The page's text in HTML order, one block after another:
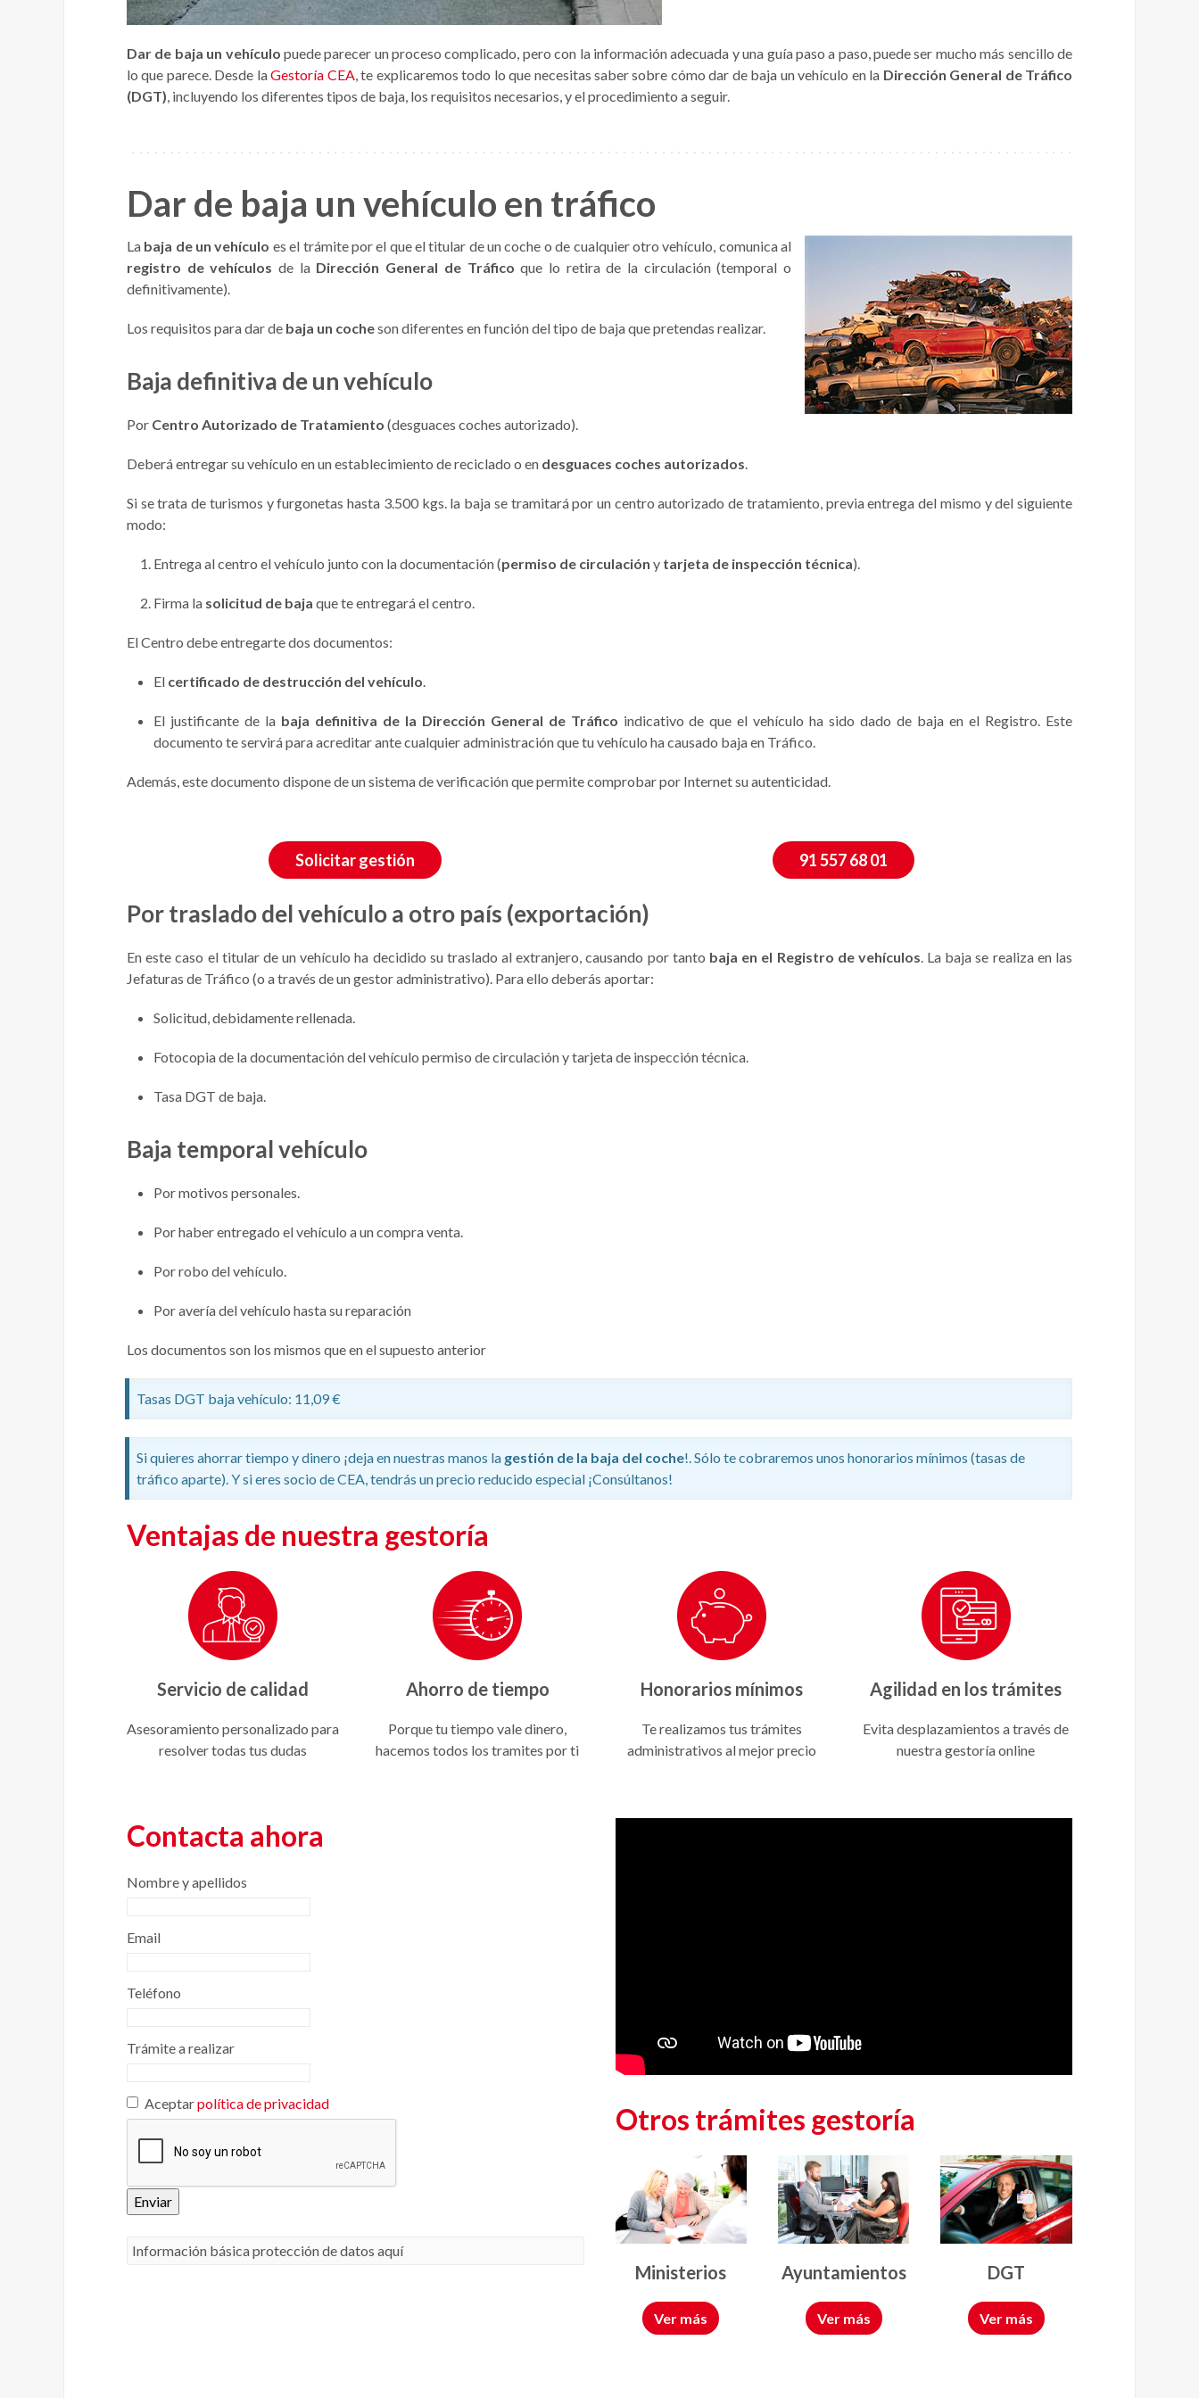
Dar de baja un vehículo puede parecer un proceso complicado, pero con la información adecuada y una guía paso a paso, puede ser mucho más sencillo de
lo que parece. Desde laGestoría CEA, te explicaremos todo lo que necesitas saber sobre cómo dar de baja un vehículo en la Dirección General de Tráfico
(DGT), incluyendo los diferentes tipos de baja, los requisitos necesarios, y el procedimiento a seguir.
Dar de baja un vehículo en tráfico
La baja de un vehículo es el trámite por el que el titular de un coche o de cualquier otro vehículo, comunica al
registro de vehículos de la Dirección General de Tráfico que lo retira de la circulación (temporal o
definitivamente).
Los requisitos para dar de baja un cocheson diferentes en función del tipo de baja que pretendas realizar.
Baja definitiva de un vehículo
Por Centro Autorizado de Tratamiento (desguaces coches autorizado).
Deberá entregar su vehículo en un establecimiento de reciclado o en desguaces coches autorizados.
Si se trata de turismos y furgonetas hasta 3.500 kgs. la baja se tramitará por un centro autorizado de tratamiento, previa entrega del mismo y del siguiente
modo:
Entrega al centro el vehículo junto con la documentación (permiso de circulación y tarjeta de inspección técnica).
Firma la solicitud de baja que te entregará el centro.
El Centro debe entregarte dos documentos:
El certificado de destrucción del vehículo.
El justificante de la baja definitiva de la Dirección General de Tráfico indicativo de que el vehículo ha sido dado de baja en el Registro. Este
documento te servirá para acreditar ante cualquier administración que tu vehículo ha causado baja en Tráfico.
Además, este documento dispone de un sistema de verificación que permite comprobar por Internet su autenticidad.
Solicitar gestión 91 557 68 01
Por traslado del vehículo a otro país (exportación)
En este caso el titular de un vehículo ha decidido su traslado al extranjero, causando por tanto baja en el Registro de vehículos. La baja se realiza en las
Jefaturas de Tráfico (o a través de un gestor administrativo). Para ello deberás aportar:
Solicitud, debidamente rellenada.
Fotocopia de la documentación del vehículo permiso de circulación y tarjeta de inspección técnica.
Tasa DGT de baja.
Baja temporal vehículo
Por motivos personales.
Por haber entregado el vehículo a un compra venta.
Por robo del vehículo.
Por avería del vehículo hasta su reparación
Los documentos son los mismos que en el supuesto anterior
Tasas DGT baja vehículo: 11,09 €
Si quieres ahorrar tiempo y dinero ¡deja en nuestras manos la gestión de la baja del coche!. Sólo te cobraremos unos honorarios mínimos (tasas de
tráfico aparte). Y si eres socio de CEA, tendrás un precio reducido especial ¡Consúltanos!
Ventajas de nuestra gestoría
Servicio de calidad
Asesoramiento personalizado para
resolver todas tus dudas
Ahorro de tiempo
Porque tu tiempo vale dinero,
hacemos todos los tramites por ti
Honorarios mínimos
Te realizamos tus trámites
administrativos al mejor precio
Agilidad en los trámites
Evita desplazamientos a través de
nuestra gestoría online
Contacta ahora
Nombre y apellidos
Email
Teléfono
Trámite a realizar
Aceptarpolítica de privacidad
Enviar
Información básica protección de datos aquí
Otros trámites gestoría
Ministerios
Ver más
Ayuntamientos
Ver más
DGT
Ver más